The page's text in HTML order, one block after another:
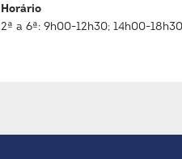
Horário
2ª a 6ª: 9h00-12h30; 14h00-18h30